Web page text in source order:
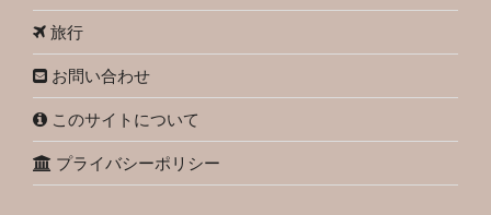
旅行
お問い合わせ
このサイトについて
プライバシーポリシー